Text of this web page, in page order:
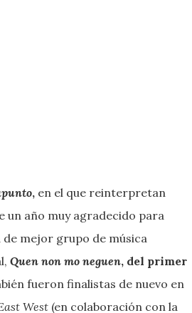
, en el que reinterpretan
un año muy agradecido para
mejor grupo de música
Quen non mo neguen, del primer
fueron finalistas de nuevo en
West (en colaboración con la